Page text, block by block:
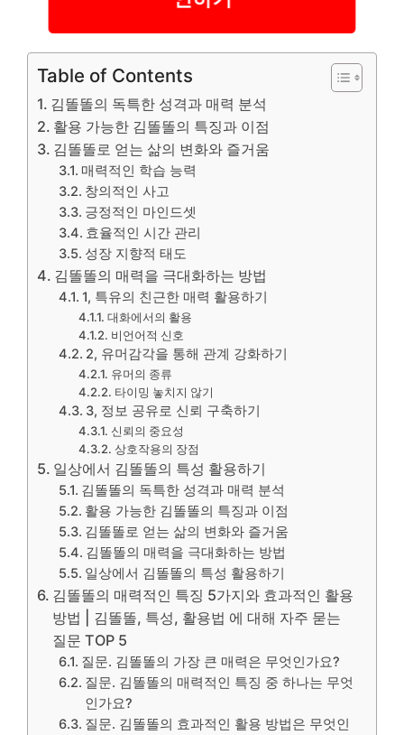
Table of Contents
김똘똘의 독특한 성격과 매력 분석
활용 가능한 김똘똘의 특징과 이점
김똘똘로 얻는 삶의 변화와 즐거움
매력적인 학습 능력
창의적인 사고
긍정적인 마인드셋
효율적인 시간 관리
성장 지향적 태도
김똘똘의 매력을 극대화하는 방법
1, 특유의 친근한 매력 활용하기
대화에서의 활용
비언어적 신호
2, 유머감각을 통해 관계 강화하기
유머의 종류
타이밍 놓치지 않기
3, 정보 공유로 신뢰 구축하기
신뢰의 중요성
상호작용의 장점
일상에서 김똘똘의 특성 활용하기
김똘똘의 독특한 성격과 매력 분석
활용 가능한 김똘똘의 특징과 이점
김똘똘로 얻는 삶의 변화와 즐거움
김똘똘의 매력을 극대화하는 방법
일상에서 김똘똘의 특성 활용하기
김똘똘의 매력적인 특징 5가지와 효과적인 활용
방법 | 김똘똘, 특성, 활용법 에 대해 자주 묻는
질문 TOP 5
질문. 김똘똘의 가장 큰 매력은 무엇인가요?
질문. 김똘똘의 매력적인 특징 중 하나는 무엇
인가요?
질문. 김똘똘의 효과적인 활용 방법은 무엇인